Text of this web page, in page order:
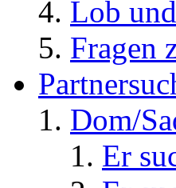
Lob
Fragen
Dom/
Er